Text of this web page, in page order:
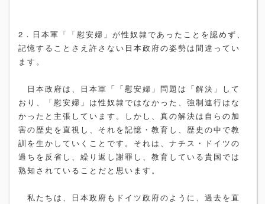
2．日本軍「「慰安婦」が性奴隷であったことを認めず、
記憶することさえ許さない日本政府の姿勢は間違ってい
ます。
日本政府は、日本軍「「慰安婦」問題は「解決」して
おり、「慰安婦」は性奴隷ではなかった、強制連行はな
かったと主張しています。しかし、真の解決は自らの加
害の歴史を直視し、それを記憶・教育し、歴史の中で教
訓を生かしていくことです。それは、ナチス・ドイツの
過ちを反省し、繰り返し謝罪し、教育している貴国では
熟知されていることだと思います。
私たちは、日本政府もドイツ政府のように、過去を直